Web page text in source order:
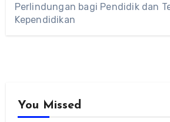
Perlindungan bagi Pendidik dan
Kependidikan
You Missed